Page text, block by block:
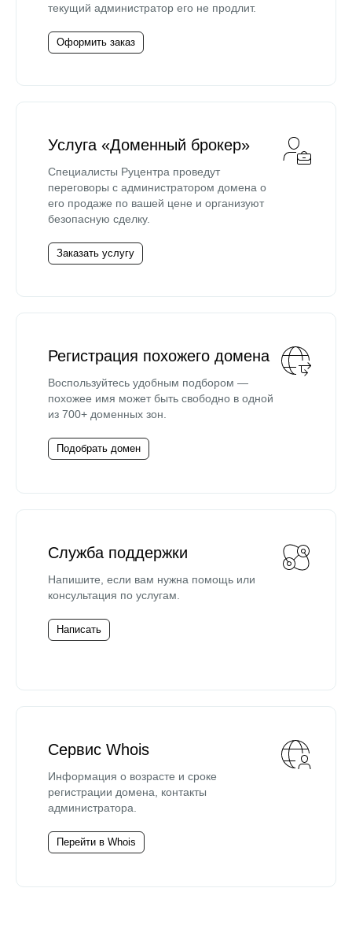
текущий администратор его не продлит.
Оформить заказ
Услуга «Доменный брокер»
Специалисты Руцентра проведут
переговоры с администратором домена о
его продаже по вашей цене и организуют
безопасную сделку.
Заказать услугу
Регистрация похожего домена
Воспользуйтесь удобным подбором —
похожее имя может быть свободно в одной
из 700+ доменных зон.
Подобрать домен
Служба поддержки
Напишите, если вам нужна помощь или
консультация по услугам.
Написать
Сервис Whois
Информация о возрасте и сроке
регистрации домена, контакты
администратора.
Перейти в Whois